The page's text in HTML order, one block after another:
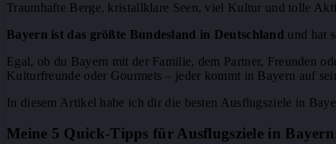
Traumhafte Berge, kristallklare Seen, viel Kultur und tolle
Bayern ist das größte Bundesland in Deutschland und hat
Egal, ob du Bayern mit der Familie, dem Partner, Freunden
Kulturfreunde oder Gourmets – jeder kommt in Bayern auf
In diesem Artikel habe ich dir die besten Ausflugsziele in
Meine 5 Quick-Tipps für Ausflugsziele in